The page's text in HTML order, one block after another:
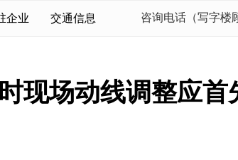
企业 交通信息 咨询电话（写字楼
现场动线调整应首